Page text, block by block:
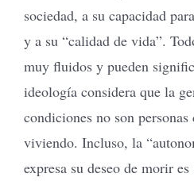
sociedad, a su capacidad
y a su “calidad de vida”.
muy fluidos y pueden
ideología considera que la
condiciones no son
viviendo. Incluso, la
expresa su deseo de morir